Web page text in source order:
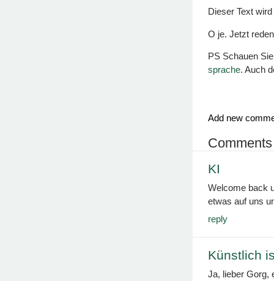
Dieser Text
O je. Jetzt
PS Schauen
sprache. Auch
Add new
Comments
KI
Welcome back
etwas auf uns
reply
Künstlich
Ja, lieber Gorg,